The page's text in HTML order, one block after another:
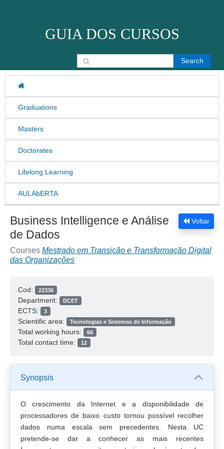
GUIA DOS CURSOS
Graduations
Masters
Doctorates
Lifelong Learning
AULAbERTA
Search for:
Voltar
Business Intelligence e Análise
de Dados
Courses Mestrado em Transição e Transformação Digital
das Organizações
Cod: 22336
Department: DCET
ECTS: 3
Scientific area: Tecnologias e Sistemas de Informação
Total working hours: 66
Total contact time: 12
Synopsis
O crescimento da Internet e a disponibilidade de
processadores de baixo custo tornou possível recolher
dados numa escala sem precedentes. Nesta UC
pretende-se dar a conhecer as mais recentes